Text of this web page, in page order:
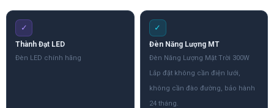
✓
Thành Đạt LED
Đèn LED chính hãng
✓
Đèn Năng Lượng MT
Đèn Năng Lượng Mặt Trời 300W
Lắp đặt không cần điện lưới,
không cần đào đường, bảo hành
24 tháng.